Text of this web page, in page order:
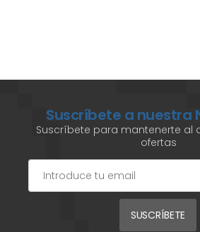
Suscríbete a nuestra
Suscríbete para mantenerte al
ofertas
SUSCRÍBETE